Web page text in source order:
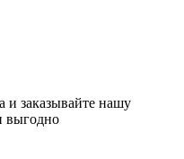
и заказывайте нашу
выгодно